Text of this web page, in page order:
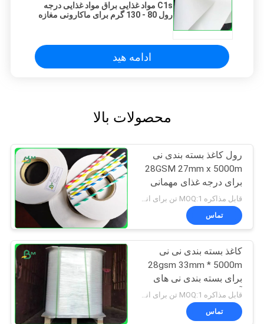
C1s مواد غذایی براق مواد غذایی درجه
رول 80 - 130 گرم برای ماکارونی مغازه
ادامه هید
محصولات بالا
رول کاغذ بسته بندی نی
28GSM 27mm x 5000m
برای درجه غذای مهمانی
قابل مذاکره MOQ:1 تن برای اندازه های معمول و 10 تن برای اندازه های ویژه
تماس
کاغذ بسته بندی نی نی
28gsm 33mm * 5000m
برای بسته بندی نی های
آشامیدنی
تماس